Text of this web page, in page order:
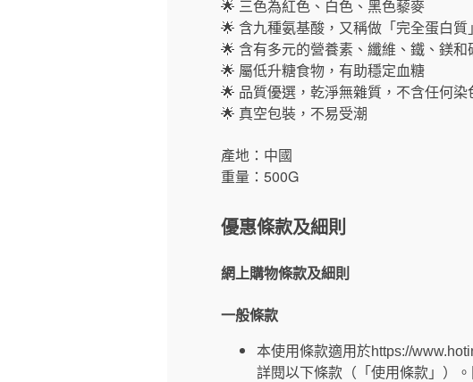
🌟 三色為紅色、白色、黑色藜麥
🌟 含九種氨基酸，又稱做「完全蛋白質」
🌟 含有多元的營養素、纖維、鐵、鎂
🌟 屬低升糖食物，有助穩定血糖
🌟 品質優選，乾淨無雜質，不含任何染
🌟 真空包裝，不易受潮
產地：中國
重量：500G
優惠條款及細則
網上購物條款及細則
一般條款
本使用條款適用於https://
詳閱以下條款（「使用條款」）